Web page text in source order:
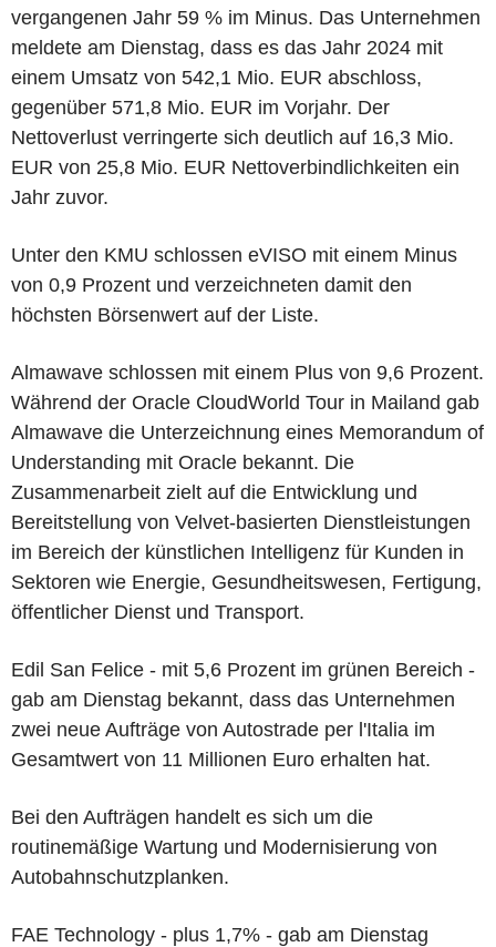
vergangenen Jahr 59 % im Minus. Das Unternehmen
meldete am Dienstag, dass es das Jahr 2024 mit
einem Umsatz von 542,1 Mio. EUR abschloss,
gegenüber 571,8 Mio. EUR im Vorjahr. Der
Nettoverlust verringerte sich deutlich auf 16,3 Mio.
EUR von 25,8 Mio. EUR Nettoverbindlichkeiten ein
Jahr zuvor.
Unter den KMU schlossen eVISO mit einem Minus
von 0,9 Prozent und verzeichneten damit den
höchsten Börsenwert auf der Liste.
Almawave schlossen mit einem Plus von 9,6 Prozent.
Während der Oracle CloudWorld Tour in Mailand gab
Almawave die Unterzeichnung eines Memorandum of
Understanding mit Oracle bekannt. Die
Zusammenarbeit zielt auf die Entwicklung und
Bereitstellung von Velvet-basierten Dienstleistungen
im Bereich der künstlichen Intelligenz für Kunden in
Sektoren wie Energie, Gesundheitswesen, Fertigung,
öffentlicher Dienst und Transport.
Edil San Felice - mit 5,6 Prozent im grünen Bereich -
gab am Dienstag bekannt, dass das Unternehmen
zwei neue Aufträge von Autostrade per l'Italia im
Gesamtwert von 11 Millionen Euro erhalten hat.
Bei den Aufträgen handelt es sich um die
routinemäßige Wartung und Modernisierung von
Autobahnschutzplanken.
FAE Technology - plus 1,7% - gab am Dienstag